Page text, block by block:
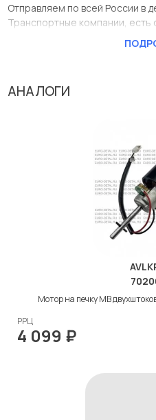
Отправляем по всей России в
Транспортные компании, есть
У данной детали есть аналоги
Мы продаем
дисковые с гарантией от
АНАЛОГИ
Мотор на печку МВ
РРЦ
4 099 ₽